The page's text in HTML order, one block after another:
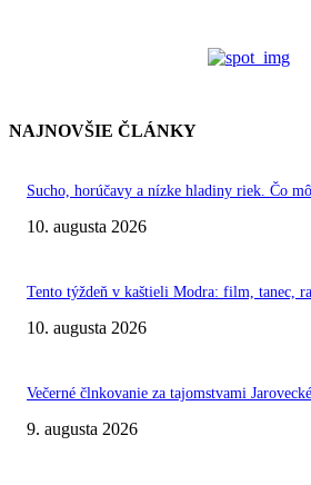
NAJNOVŠIE ČLÁNKY
Sucho, horúčavy a nízke hladiny riek. Čo
10. augusta 2026
Tento týždeň v kaštieli Modra: film, tanec,
10. augusta 2026
Večerné člnkovanie za tajomstvami
9. augusta 2026